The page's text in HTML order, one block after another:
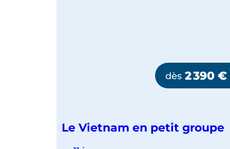
dès 2 390 €
Le Vietnam en petit groupe